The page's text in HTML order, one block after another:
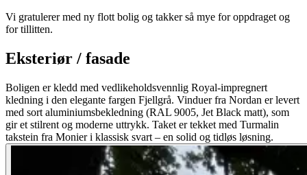
Vi gratulerer med ny flott bolig og takker så mye for oppdraget og
for tillitten.
Eksteriør / fasade
Boligen er kledd med vedlikeholdsvennlig Royal-impregnert
kledning i den elegante fargen Fjellgrå. Vinduer fra Nordan er levert
med sort aluminiumsbekledning (RAL 9005, Jet Black matt), som
gir et stilrent og moderne uttrykk. Taket er tekket med Turmalin
takstein fra Monier i klassisk svart – en solid og tidløs løsning.